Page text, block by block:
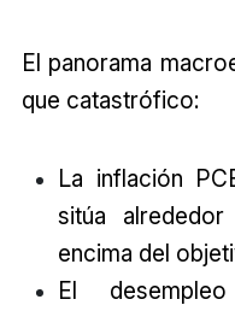
El panorama
que catastrófico:
La inflación
sitúa
encima del
El